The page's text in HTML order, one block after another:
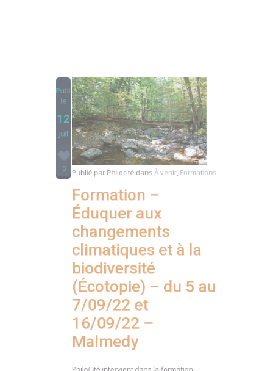
12
Publié parPhilocitédansÀ venir,Formations
Formation –
Éduquer aux
changements
climatiques et à la
biodiversité
(Écotopie) – du 5 au
7/09/22 et
16/09/22 –
Malmedy